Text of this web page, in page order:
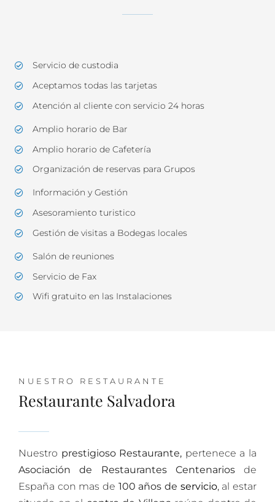
Servicio de custodia
Aceptamos todas las tarjetas
Atención al cliente con servicio 24 horas
Amplio horario de Bar
Amplio horario de Cafetería
Organización de reservas para Grupos
Información y Gestión
Asesoramiento turistico
Gestión de visitas a Bodegas locales
Salón de reuniones
Servicio de Fax
Wifi gratuito en las Instalaciones
NUESTRO RESTAURANTE
Restaurante Salvadora
Nuestro prestigioso Restaurante, pertenece a la
Asociación de Restaurantes Centenariosde
España con mas de 100 años de servicio, al estar